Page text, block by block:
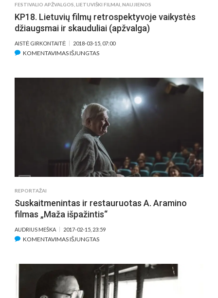
FESTIVALIO APŽVALGOS LIETUVIŠKI FILMAI NAUJIENOS
KP18. Lietuvių filmų retrospektyvoje vaikystės
džiaugsmai ir skauduliai (apžvalga)
AISTĖ GIRKONTAITĖ 2018-03-15, 07:00
KOMENTAVIMAS IŠJUNGTASĮRAŠE
FILMŲ
RETROSPEKTYVOJE
VAIKYSTĖS
DŽIAUGSMAI
IR
SKAUDULIAI
(APŽVALGA)
REPORTAŽAI
Suskaitmenintas ir restauruotas A. Aramino
filmas „Maža išpažintis“
AUDRIUS MEŠKA 2017-02-15, 23:59
KOMENTAVIMAS IŠJUNGTASĮRAŠE
RESTAURUOTAS
A.
ARAMINO